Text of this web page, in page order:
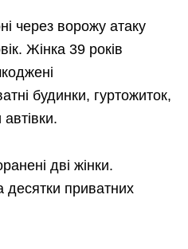
через ворожу атаку
Жінка 39 років
будинки, гуртожиток,
дві жінки.
приватних